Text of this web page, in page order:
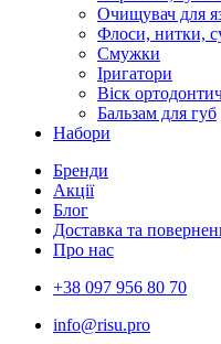
Очищувач для
Флоси, нитки,
Смужки
Іригатори
Віск
Бальзам для губ
Набори
Бренди
Акції
Блог
Доставка та
Про нас
+38 097 956 80 70
info@risu.pro